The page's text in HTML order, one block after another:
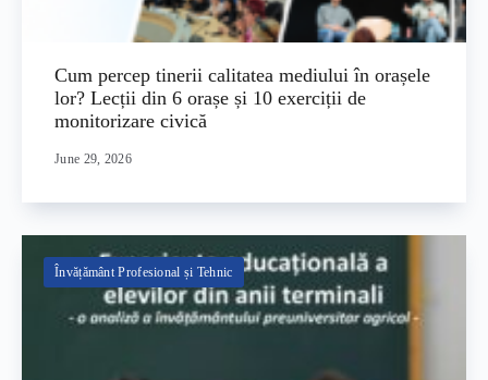
Cum percep tinerii calitatea mediului în orașele
lor? Lecții din 6 orașe și 10 exerciții de
monitorizare civică
June 29, 2026
Învățământ Profesional și Tehnic